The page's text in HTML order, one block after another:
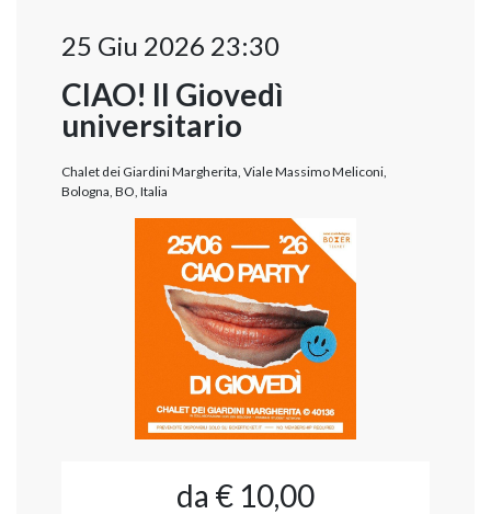
25 Giu 2026 23:30
CIAO! Il Giovedì
universitario
Chalet dei Giardini Margherita, Viale Massimo Meliconi,
Bologna, BO, Italia
da € 10,00